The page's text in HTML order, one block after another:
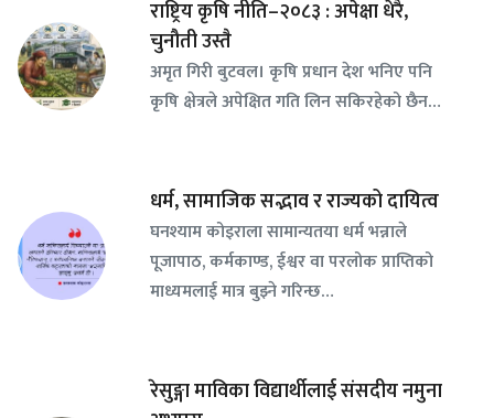
राष्ट्रिय कृषि नीति–२०८३ : अपेक्षा धेरै,
चुनौती उस्तै
अमृत गिरी बुटवल। कृषि प्रधान देश भनिए पनि
कृषि क्षेत्रले अपेक्षित गति लिन सकिरहेको छैन…
धर्म, सामाजिक सद्भाव र राज्यको दायित्व
घनश्याम कोइराला सामान्यतया धर्म भन्नाले
पूजापाठ, कर्मकाण्ड, ईश्वर वा परलोक प्राप्तिको
माध्यमलाई मात्र बुझ्ने गरिन्छ…
रेसुङ्गा माविका विद्यार्थीलाई संसदीय नमुना